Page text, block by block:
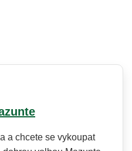
a chcete se vykoupat